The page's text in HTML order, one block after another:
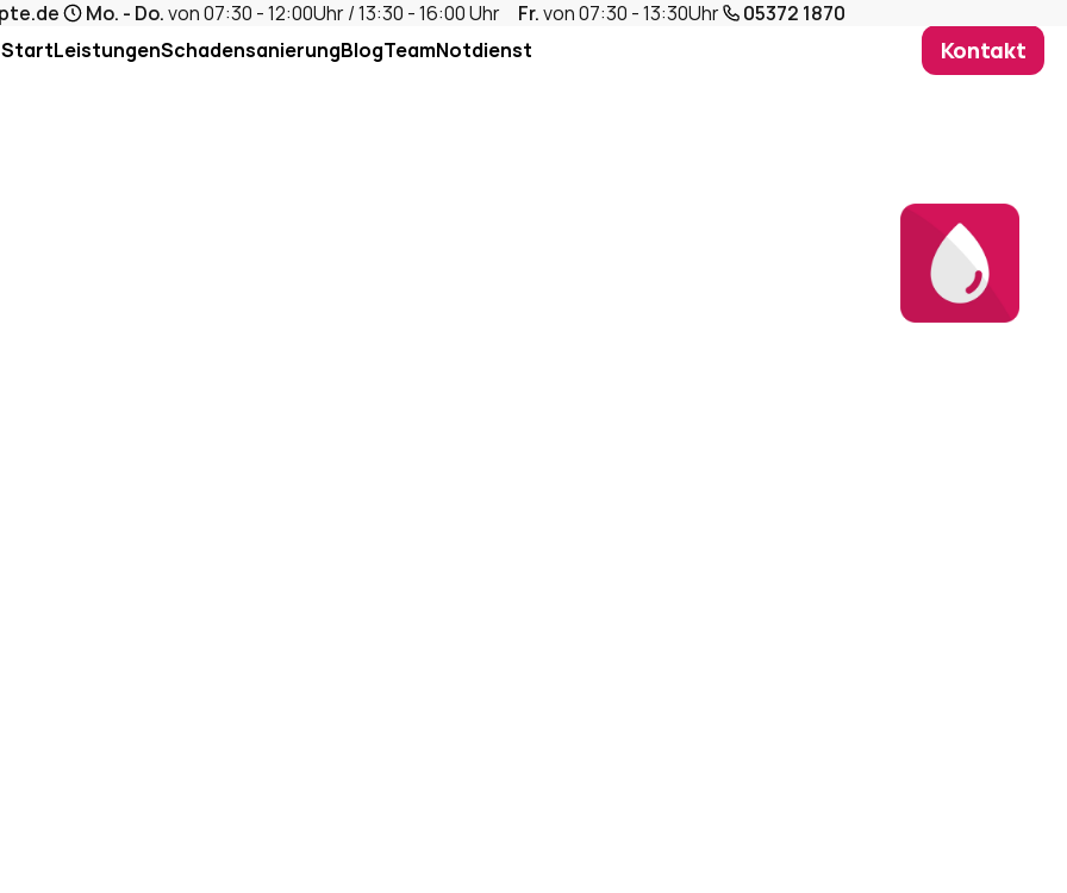
Mo. - Do. von 07:30 - 12:00Uhr / 13:30 - 16:00 Uhr Fr. von 07:30 - 13:30Uhr
05372 1870
StartLeistungenSchadensanierungBlogTeamNotdienst Kontakt